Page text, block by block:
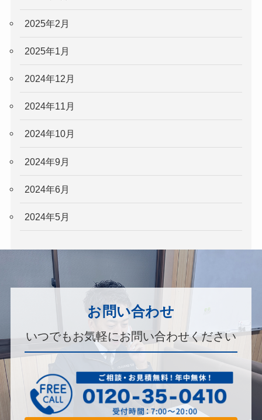
2025年2月
2025年1月
2024年12月
2024年11月
2024年10月
2024年9月
2024年6月
2024年5月
お問い合わせ
いつでもお気軽にお問い合わせください